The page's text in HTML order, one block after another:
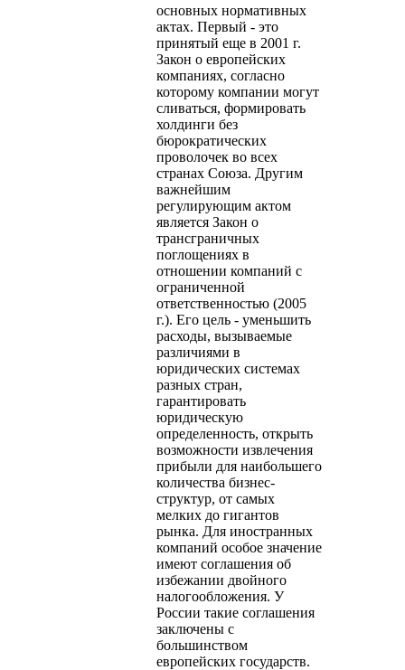
основных нормативных
актах. Первый - это
принятый еще в 2001 г.
Закон о европейских
компаниях, согласно
которому компании могут
сливаться, формировать
холдинги без
бюрократических
проволочек во всех
странах Союза. Другим
важнейшим
регулирующим актом
является Закон о
трансграничных
поглощениях в
отношении компаний с
ограниченной
ответственностью (2005
г.). Его цель - уменьшить
расходы, вызываемые
различиями в
юридических системах
разных стран,
гарантировать
юридическую
определенность, открыть
возможности извлечения
прибыли для наибольшего
количества бизнес-
структур, от самых
мелких до гигантов
рынка. Для иностранных
компаний особое значение
имеют соглашения об
избежании двойного
налогообложения. У
России такие соглашения
заключены с
большинством
европейских государств.